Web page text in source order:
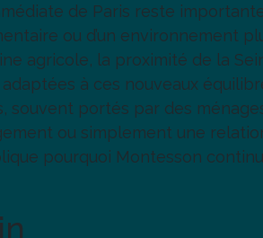
de Paris reste
ou d’un environnement
agricole, la proximité de la
à ces nouveaux
portés par des
ou simplement une
pourquoi Montesson